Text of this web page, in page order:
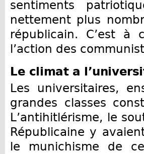
sentiments
nettement plus
républicain. C’est à
l’action des
Le climat a
Les universitaires,
grandes classes
L’antihitlérisme, le
Républicaine y
le munichisme de